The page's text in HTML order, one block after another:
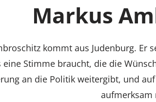
Markus
kommt aus Judenburg. Er
eine Stimme braucht, die die
an die Politik weitergibt, und
aufmerksam